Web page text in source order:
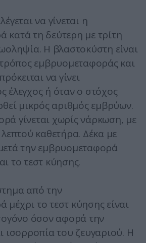
να γίνεται η
κατά τη δεύτερη με τρίτη
Η βλαστοκύστη είναι
τρόπος εμβρυομεταφοράς και
να γίνει
έλεγχος ή όταν ο στόχος
μικρός αριθμός εμβρύων.
γίνεται χωρίς νάρκωση, με
καθετήρα. Δέκα με
την εμβρυομεταφορά
το τεστ κύησης.
από την
το τεστ κύησης είναι
όσον αφορά την
ισορροπία του ζευγαριού. Η